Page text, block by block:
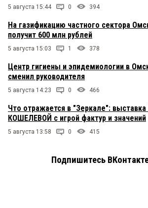
5 августа 15:44 0 394
На газификацию частного сектора
получит 600 млн рублей
5 августа 15:03 1 378
Центр гигиены и эпидемиологии в
сменил руководителя
5 августа 14:23 0 466
Что отражается в "Зеркале": выставка
КОШЕЛЕВОЙ с игрой фактур и значений
5 августа 13:58 0 415
Подпишитесь